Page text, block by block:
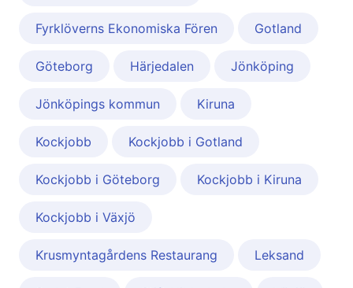
Fyrklöverns Ekonomiska Fören Gotland
Göteborg Härjedalen Jönköping
Jönköpings kommun Kiruna
Kockjobb Kockjobb i Gotland
Kockjobb i Göteborg Kockjobb i Kiruna
Kockjobb i Växjö
Krusmyntagårdens Restaurang Leksand